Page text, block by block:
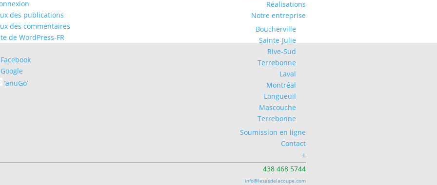
Réalisations
Notre entreprise
Boucherville
Sainte-Julie
Rive-Sud
Terrebonne
Laval
Montréal
Longueuil
Mascouche
Terrebonne
Soumission en ligne
Contact
+
438 468 5744
info@lesasdelacoupe.com
des publications
des commentaires
de WordPress-FR
Facebook
Google
‘anuGo’